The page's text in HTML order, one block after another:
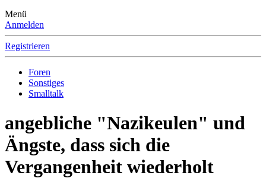
Menü
Anmelden
Registrieren
Foren
Sonstiges
Smalltalk
angebliche "Nazikeulen" und
Ängste, dass sich die
Vergangenheit wiederholt